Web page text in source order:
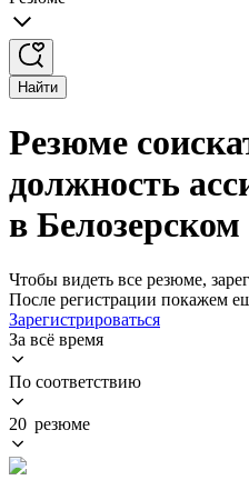
Найти
Резюме
должность
в Белозерском
Чтобы видеть все резюме,
После регистрации покажем
Зарегистрироваться
За всё время
По соответствию
20 резюме